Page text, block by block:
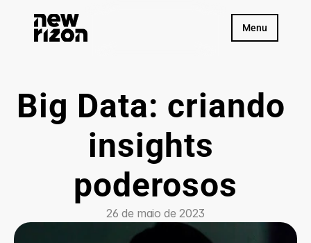
Menu
Big Data: criando
insights
poderosos
26 de maio de 2023